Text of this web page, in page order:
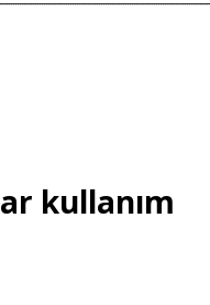
kullanım